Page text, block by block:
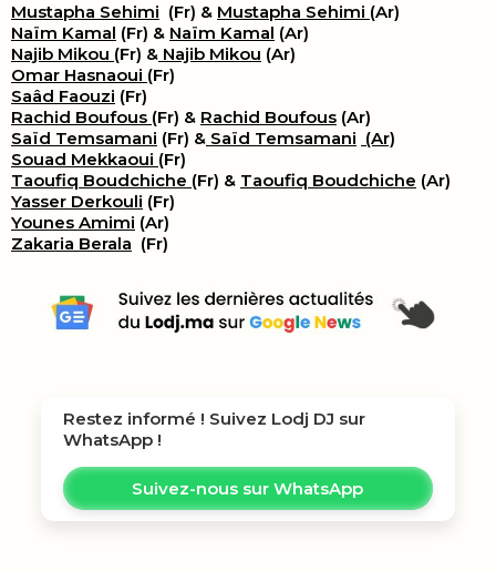
Mustapha Sehimi (Fr) & Mustapha Sehimi (Ar)
Naïm Kamal (Fr) & Naïm Kamal (Ar)
Najib Mikou (Fr) & Najib Mikou (Ar)
Omar Hasnaoui (Fr)
Saâd Faouzi (Fr)
Rachid Boufous (Fr) & Rachid Boufous (Ar)
Saïd Temsamani (Fr) & Saïd Temsamani (Ar)
Souad Mekkaoui (Fr)
Taoufiq Boudchiche (Fr) & Taoufiq Boudchiche (Ar)
Yasser Derkouli (Fr)
Younes Amimi (Ar)
Zakaria Berala (Fr)
Restez informé ! Suivez Lodj DJ sur
WhatsApp !
Suivez-nous sur WhatsApp